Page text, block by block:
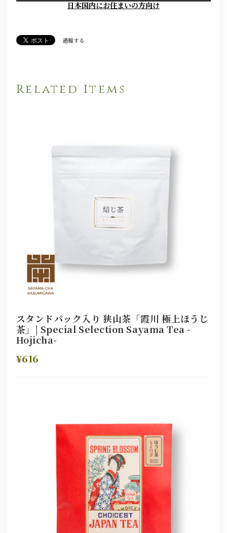
日本国内にお住まいの方向け
通報する
Related Items
スタンドパック入り 狭山茶「霞川 極上ほうじ
茶」| Special Selection Sayama Tea -
Hojicha-
¥616